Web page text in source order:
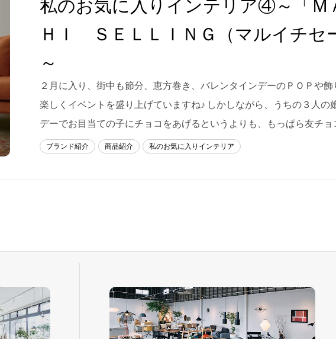
274-8175
45-9282
私のお気に入りインテリア④～「Ｍ
ＨＩ ＳＥＬＬＩＮＧ（マルイチセ
～
２月に入り、街中も節分、恵方巻き、バレンタインデーのＰＯＰや
楽しくイベントを盛り上げていますね♪ しかしながら、うちの３人の
デーでお目当ての子にチョコをあげるというよりも、もっぱら友チョ
ブランド紹介 商品紹介 私のお気に入りインテリア